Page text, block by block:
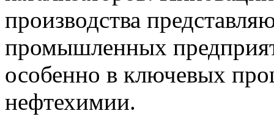
производства
промышленных
особенно в ключевых
нефтехимии.